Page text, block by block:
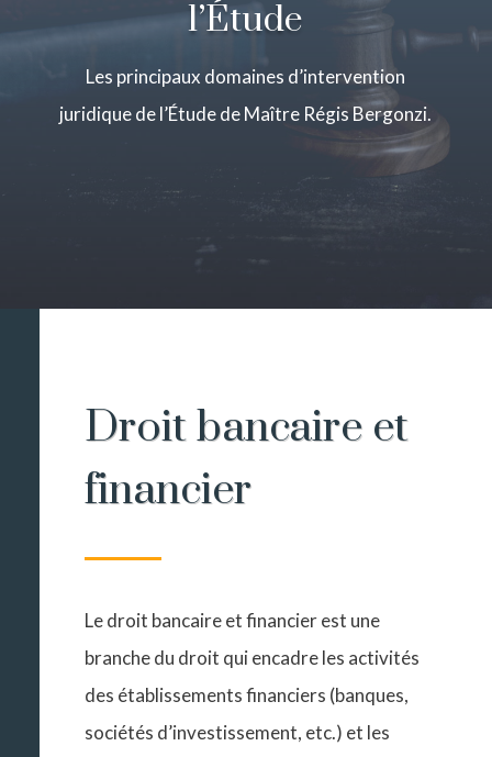
l’Étude
Les principaux domaines d’intervention
juridique de l’Étude de Maître Régis Bergonzi.
Droit bancaire et
financier
Le droit bancaire et financier est une
branche du droit qui encadre les activités
des établissements financiers (banques,
sociétés d’investissement, etc.) et les